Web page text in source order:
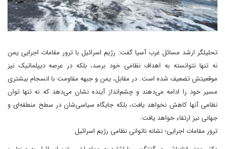
تحلیلگر ارشد مسائل غرب آسیا گفت: رژیم اسرائیل با ترور مقامات اجرایی یمن
نه تنها نتوانسته به اهداف نظامی خود برسد، بلکه در عرصه دیپلماتیک نیز
موقعیتش تضعیف شده است. در مقابل، یمن و جبهه مقاومت با انسجام بیشتری
مسیر خود را ادامه می‌دهند و چشم‌انداز آینده نشان می‌دهد که نه تنها توان
نظامی آنها کاهش نخواهد یافت، بلکه جایگاه سیاسی‌شان در سطح منطقه‌ای و
جهانی نیز ارتقاء خواهد یافت.
ترور مقامات اجرایی؛ نشانه ناتوانی نظامی رژیم اسرائیل